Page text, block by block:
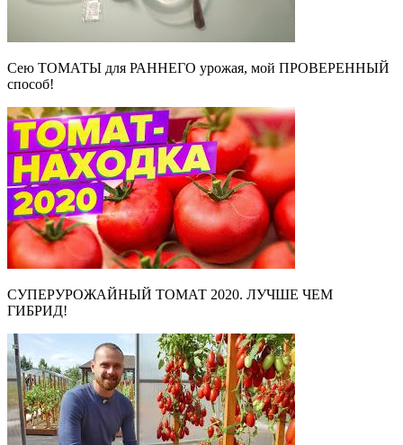
Сею ТОМАТЫ для РАННЕГО урожая, мой ПРОВЕРЕННЫЙ
способ!
СУПЕРУРОЖАЙНЫЙ ТОМАТ 2020. ЛУЧШЕ ЧЕМ
ГИБРИД!